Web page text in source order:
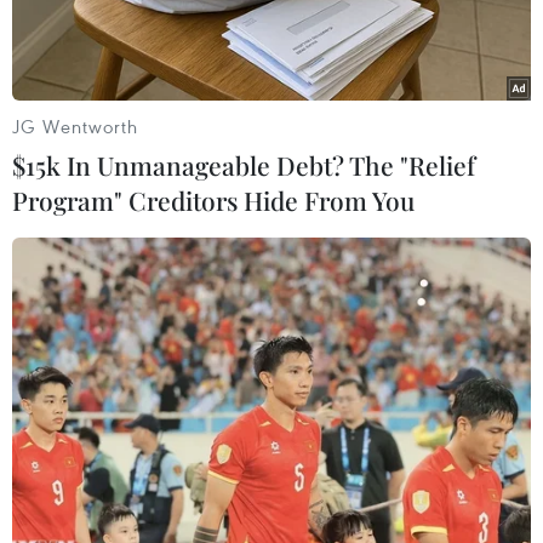
Một cơ sở khai thác dầu ở thành phố Jubail, Saudi Arabia.
(Ảnh: AFP/TTXVN)
Giá dầu giảm hơn 1% tại châu Á trong phiên
sáng 19/7, do thỏa thuận gia tăng sản lượng đạt
được cuối tuần qua của Tổ chức Các nước Xuất
khẩu Dầu mỏ (OPEC) và các nước đồng minh,
JG Wentworth
$15k In Unmanageable Debt? The "Relief
Program" Creditors Hide From You